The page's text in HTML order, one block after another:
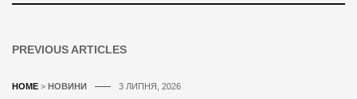
PREVIOUS ARTICLES
HOME > НОВИНИ 3 ЛИПНЯ, 2026